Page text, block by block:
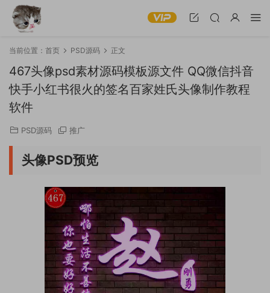
当前位置： 首页 PSD源码 正文
467头像psd素材源码模板源文件 QQ微信抖音
快手小红书很火的签名百家姓氏头像制作教程
软件
PSD源码 推广
头像PSD预览